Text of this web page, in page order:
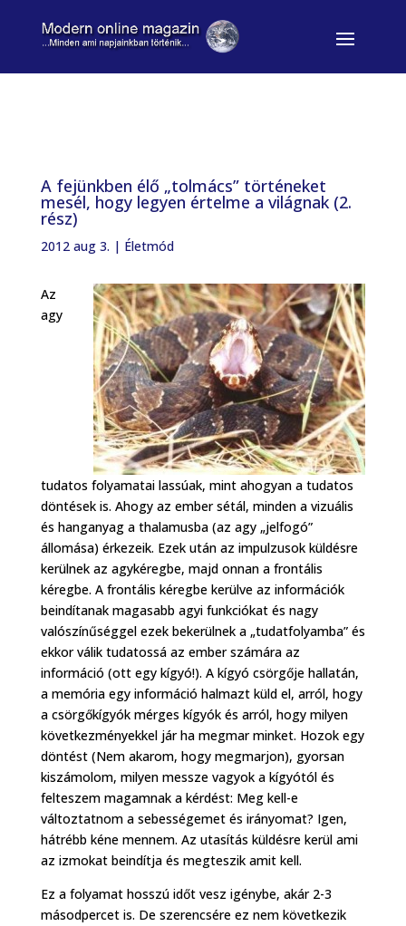
A fejünkben élő „tolmács” történeket
mesél, hogy legyen értelme a világnak (2.
rész)
2012 aug 3. | Életmód
Az
agy
tudatos folyamatai lassúak, mint ahogyan a tudatos
döntések is. Ahogy az ember sétál, minden a vizuális
és hanganyag a thalamusba (az agy „jelfogó”
állomása) érkezeik. Ezek után az impulzusok küldésre
kerülnek az agykéregbe, majd onnan a frontális
kéregbe. A frontális kéregbe kerülve az információk
beindítanak magasabb agyi funkciókat és nagy
valószínűséggel ezek bekerülnek a „tudatfolyamba” és
ekkor válik tudatossá az ember számára az
információ (ott egy kígyó!). A kígyó csörgője hallatán,
a memória egy információ halmazt küld el, arról, hogy
a csörgőkígyók mérges kígyók és arról, hogy milyen
következményekkel jár ha megmar minket. Hozok egy
döntést (Nem akarom, hogy megmarjon), gyorsan
kiszámolom, milyen messze vagyok a kígyótól és
felteszem magamnak a kérdést: Meg kell-e
változtatnom a sebességemet és irányomat? Igen,
hátrébb kéne mennem. Az utasítás küldésre kerül ami
az izmokat beindítja és megteszik amit kell.
Ez a folyamat hosszú időt vesz igénybe, akár 2-3
másodpercet is. De szerencsére ez nem következik